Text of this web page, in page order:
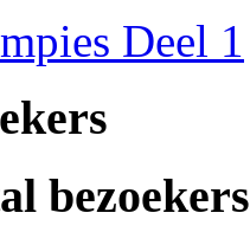
Deel 1
bezoekers